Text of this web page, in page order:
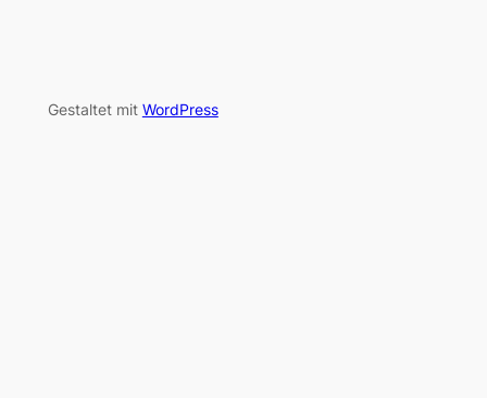
Gestaltet mit WordPress